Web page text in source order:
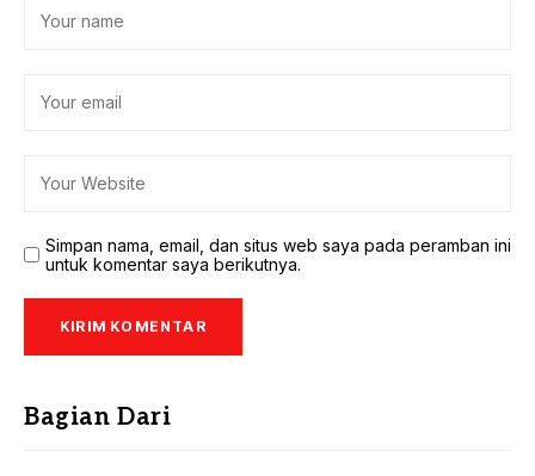
Simpan nama, email, dan situs web saya pada peramban ini
untuk komentar saya berikutnya.
Bagian Dari